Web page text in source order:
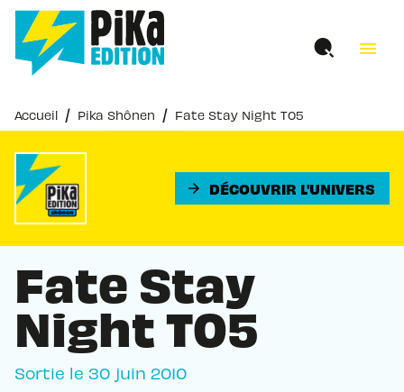
MENU RECHERCHE
PIED DE PAGE
menu
Accueil / Pika Shônen / Fate Stay Night T05
arrow_forward DÉCOUVRIR L'UNIVERS
Fate Stay
Night T05
Sortie le 30 juin 2010